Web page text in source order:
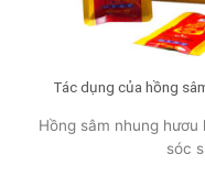
Tác dụng của hồng
Hồng sâm nhung
sóc